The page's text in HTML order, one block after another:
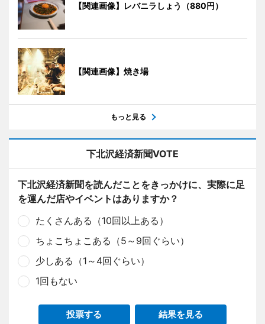
【関連画像】レバニラしょう（880円）
【関連画像】焼き場
もっと見る
下北沢経済新聞VOTE
下北沢経済新聞を読んだことをきっかけに、実際に足
を運んだ店やイベントはありますか？
たくさんある（10回以上ある）
ちょこちょこある（5～9回ぐらい）
少しある（1～4回ぐらい）
1回もない
投票する 結果を見る